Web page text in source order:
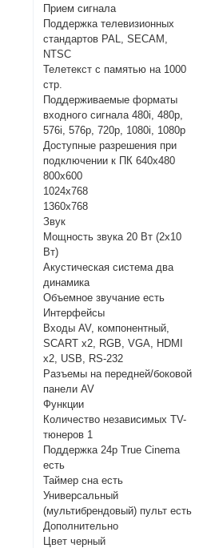
Прием сигнала
Поддержка телевизионных
стандартов PAL, SECAM,
NTSC
Телетекст с памятью на 1000
стр.
Поддерживаемые форматы
входного сигнала 480i, 480p,
576i, 576p, 720p, 1080i, 1080p
Доступные разрешения при
подключении к ПК 640x480
800x600
1024x768
1360x768
Звук
Мощность звука 20 Вт (2х10
Вт)
Акустическая система два
динамика
Объемное звучание есть
Интерфейсы
Входы AV, компонентный,
SCART x2, RGB, VGA, HDMI
x2, USB, RS-232
Разъемы на передней/боковой
панели AV
Функции
Количество независимых TV-
тюнеров 1
Поддержка 24p True Cinema
есть
Таймер сна есть
Универсальный
(мультибрендовый) пульт есть
Дополнительно
Цвет черный